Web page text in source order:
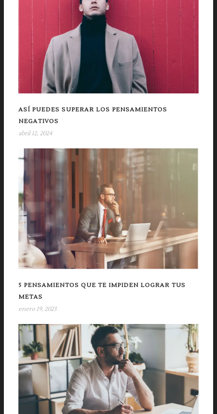
ASÍ PUEDES SUPERAR LOS PENSAMIENTOS
NEGATIVOS
abril 12, 2024
5 PENSAMIENTOS QUE TE IMPIDEN LOGRAR TUS
METAS
enero 19, 2023